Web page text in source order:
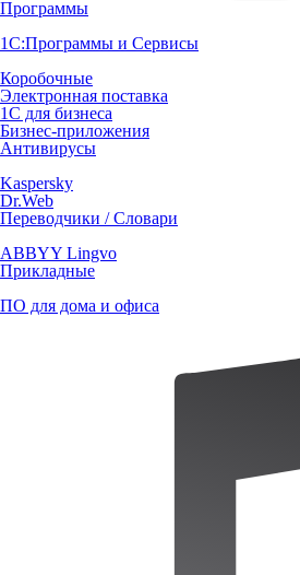
Программы
1С:Программы и Сервисы
Коробочные
Электронная поставка
1С для бизнеса
Бизнес-приложения
Антивирусы
Kaspersky
Dr.Web
Переводчики / Словари
ABBYY Lingvo
Прикладные
ПО для дома и офиса